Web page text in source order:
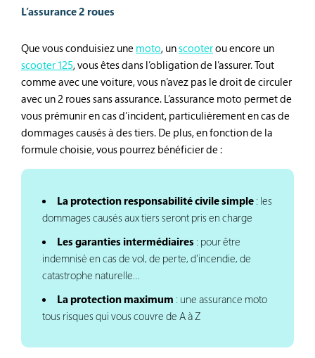
L’assurance 2 roues
Que vous conduisiez une moto, unscooterou encore un
scooter 125, vous êtes dans l’obligation de l’assurer. Tout
comme avec une voiture, vous n’avez pas le droit de circuler
avec un 2 roues sans assurance. L’assurance moto permet de
vous prémunir en cas d’incident, particulièrement en cas de
dommages causés à des tiers. De plus, en fonction de la
formule choisie, vous pourrez bénéficier de :
La protection responsabilité civile simple : les
dommages causés aux tiers seront pris en charge
Les garanties intermédiaires : pour être
indemnisé en cas de vol, de perte, d’incendie, de
catastrophe naturelle…
La protection maximum : une assurance moto
tous risques qui vous couvre de A à Z